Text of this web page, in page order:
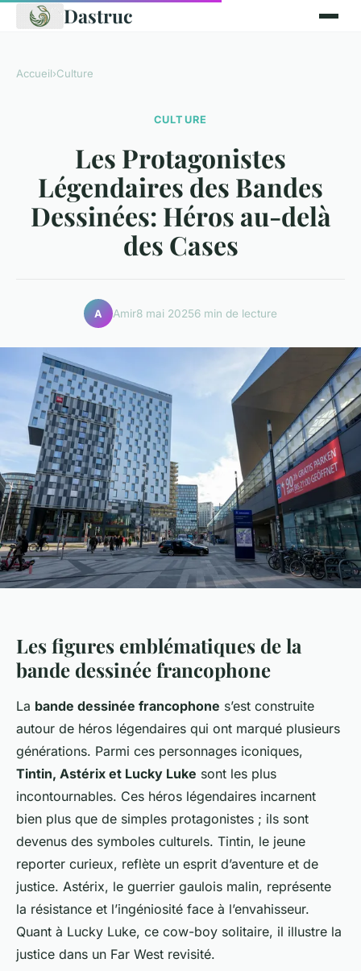
Dastruc
Accueil›Culture
CULTURE
Les Protagonistes
Légendaires des Bandes
Dessinées: Héros au-delà
des Cases
A Amir8 mai 20256 min de lecture
Les figures emblématiques de la
bande dessinée francophone
La bande dessinée francophone s’est construite
autour de héros légendaires qui ont marqué plusieurs
générations. Parmi ces personnages iconiques,
Tintin, Astérix et Lucky Luke sont les plus
incontournables. Ces héros légendaires incarnent
bien plus que de simples protagonistes ; ils sont
devenus des symboles culturels. Tintin, le jeune
reporter curieux, reflète un esprit d’aventure et de
justice. Astérix, le guerrier gaulois malin, représente
la résistance et l’ingéniosité face à l’envahisseur.
Quant à Lucky Luke, ce cow-boy solitaire, il illustre la
justice dans un Far West revisité.